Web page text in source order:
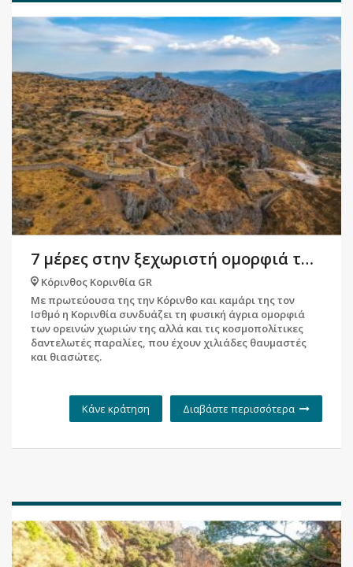
7 μέρες στην ξεχωριστή ομορφιά της Κορινθίας
Κόρινθος Κορινθία GR
Με πρωτεύουσα της την Κόρινθο και καμάρι της τον
Ισθμό η Κορινθία συνδυάζει τη φυσική άγρια ομορφιά
των ορεινών χωριών της αλλά και τις κοσμοπολίτικες
δαντελωτές παραλίες, που έχουν χιλιάδες θαυμαστές
και θιασώτες.
Διαβάστε περισσότερα
Κάνε κράτηση